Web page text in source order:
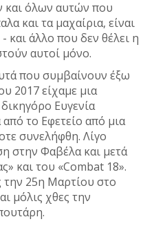
και όλων αυτών που
και τα μαχαίρια, είναι
και άλλο που δεν θέλει η
αυτοί μόνο.
που συμβαίνουν έξω
2017 είχαμε μια
Ευγενία
το Εφετείο από μια
συνελήφθη. Λίγο
στην Φαβέλα και μετά
και του «Combat 18».
την 25η Μαρτίου στο
μόλις χθες την